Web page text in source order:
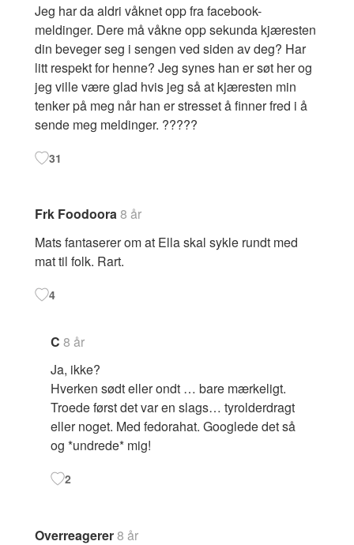
Jeg har da aldri våknet opp fra facebook-
meldinger. Dere må våkne opp sekunda kjæresten
din beveger seg i sengen ved siden av deg? Har
litt respekt for henne? Jeg synes han er søt her og
jeg ville være glad hvis jeg så at kjæresten min
tenker på meg når han er stresset å finner fred i å
sende meg meldinger. ?????
31
Frk Foodoora8 år
Mats fantaserer om at Ella skal sykle rundt med
mat til folk. Rart.
4
C 8 år
Ja, ikke?
Hverken sødt eller ondt … bare mærkeligt.
Troede først det var en slags… tyrolderdragt
eller noget. Med fedorahat. Googlede det så
og *undrede* mig!
2
Overreagerer8 år